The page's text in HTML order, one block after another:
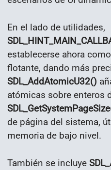
En el lado de utilidades,
establecerse ahora
flotante, dando más
SDL_AddAtomicU32()
atómicas sobre enteros
de página del sistema,
memoria de bajo nivel.
También se incluye